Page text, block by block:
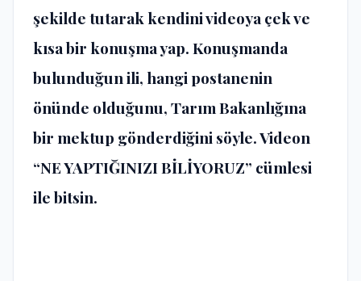
şekilde tutarak kendini videoya çek ve
kısa bir konuşma yap. Konuşmanda
bulunduğun ili, hangi postanenin
önünde olduğunu, Tarım Bakanlığına
bir mektup gönderdiğini söyle. Videon
“NE YAPTIĞINIZI BİLİYORUZ” cümlesi
ile bitsin.